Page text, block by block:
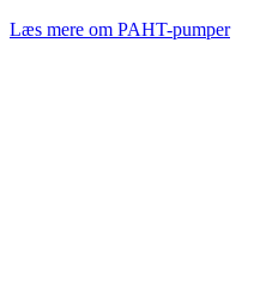
Læs mere om PAHT-pumper